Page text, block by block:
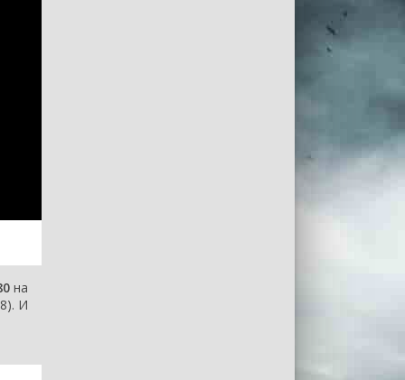
на
И